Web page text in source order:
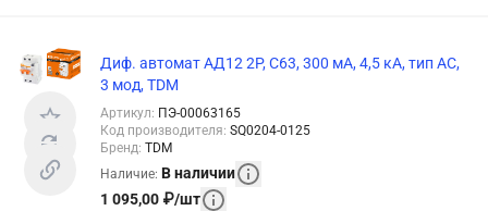
Диф. автомат АД12 2P, C63, 300 мА, 4,5 кА, тип АС,
3 мод, TDM
Артикул: ПЭ-00063165
Код производителя: SQ0204-0125
Бренд: TDM
Наличие: В наличии
1 095,00 ₽/шт